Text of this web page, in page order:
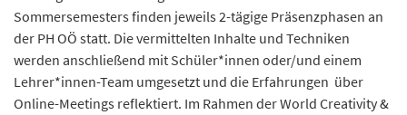
Sommersemesters finden jeweils 2-tägige Präsenzphasen an
der PH OÖ statt. Die vermittelten Inhalte und Techniken
werden anschließend mit Schüler*innen oder/und einem
Lehrer*innen-Team umgesetzt und die Erfahrungen über
Online-Meetings reflektiert. Im Rahmen der World Creativity &